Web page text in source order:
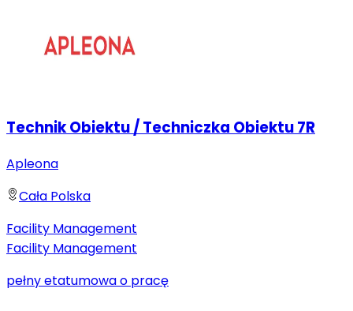
Technik Obiektu / Techniczka Obiektu 7R
Apleona
Cała Polska
Facility Management
Facility Management
pełny etatumowa o pracę